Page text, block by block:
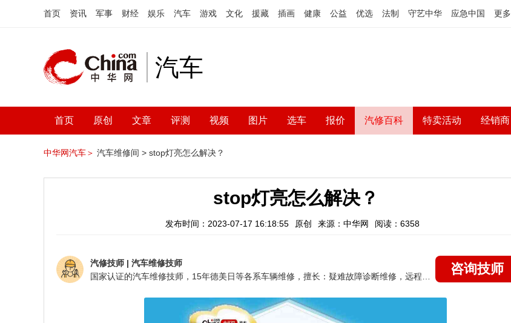
首页 资讯 军事 财经 娱乐 汽车 游戏 文化 援藏 插画 健康 公益 优选 法制 守艺中华 应急中国 更多
汽车
首页 原创 文章 评测 视频 图片 选车 报价 汽修百科 特卖活动 经销商
中华网汽车＞ 汽车维修间 > stop灯亮怎么解决？
stop灯亮怎么解决？
发布时间：2023-07-17 16:18:55 原创 来源：中华网 阅读：6358
汽修技师 | 汽车维修技师
咨询技师